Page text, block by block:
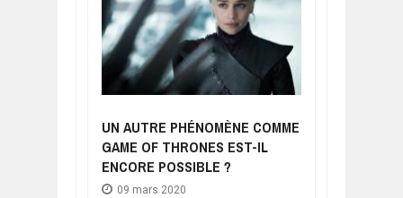
UN AUTRE PHÉNOMÈNE COMME
GAME OF THRONES EST-IL
ENCORE POSSIBLE ?
09 mars 2020